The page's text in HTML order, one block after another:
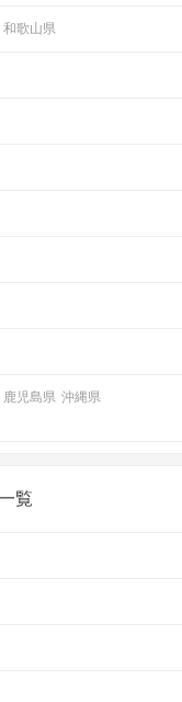
和歌山県
鹿児島県 沖縄県
覧